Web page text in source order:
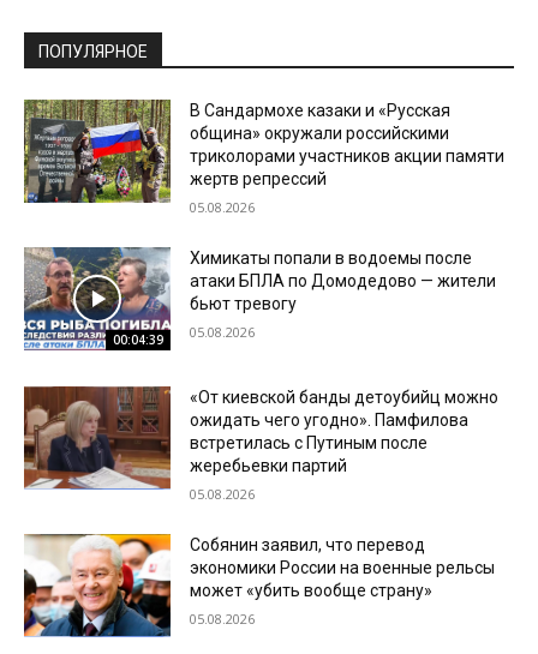
ПОПУЛЯРНОЕ
В Сандармохе казаки и «Русская
община» окружали российскими
триколорами участников акции памяти
жертв репрессий
05.08.2026
00:04:39
Химикаты попали в водоемы после
атаки БПЛА по Домодедово — жители
бьют тревогу
05.08.2026
«От киевской банды детоубийц можно
ожидать чего угодно». Памфилова
встретилась с Путиным после
жеребьевки партий
05.08.2026
Собянин заявил, что перевод
экономики России на военные рельсы
может «убить вообще страну»
05.08.2026